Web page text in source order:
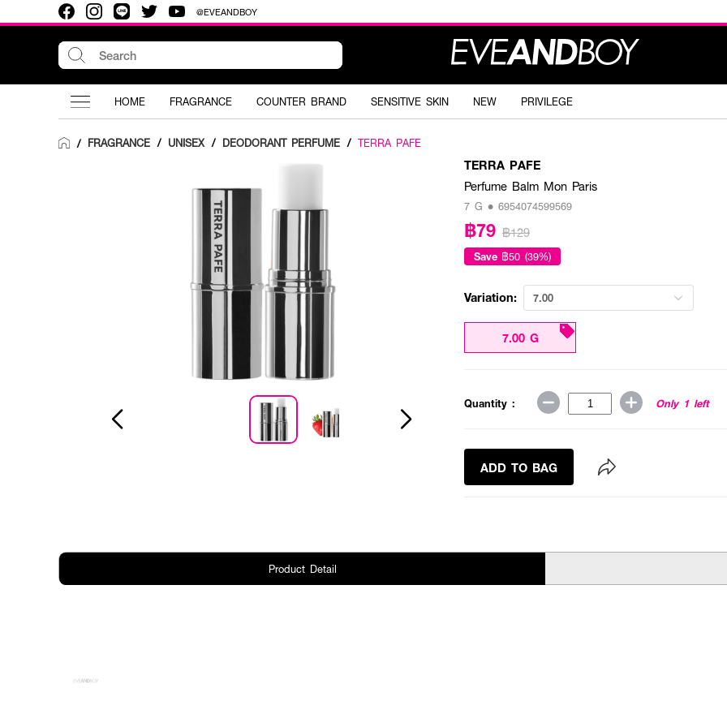
@EVEANDBOY
HOME FRAGRANCE COUNTER BRAND SENSITIVE SKIN NEW PRIVILEGE
/ FRAGRANCE / UNISEX / DEODORANT PERFUME / TERRA PAFE
TERRA PAFE
Perfume Balm Mon Paris
7 G • 6954074599569
฿79 ฿129
Save ฿50 (39%)
Variation: 7.00
7.00 G
Quantity : Only 1 left
ADD TO BAG
Product Detail